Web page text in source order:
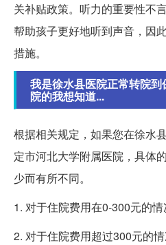
关补贴政策。听力的重要性不
帮助孩子更好地听到声音，因
措施。
我是徐水县医院正常转院
院的我想知道...
根据相关规定，如果您在徐水
定市河北大学附属医院，具体
少而有所不同。
1. 对于住院费用在0-300元的情
2. 对于住院费用超过300元的情